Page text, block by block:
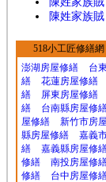
陳姓家族賊
518小工匠修繕網
澎湖房屋修繕
台
繕
花蓮房屋修繕
繕
屏東房屋修繕
繕
台南縣房屋修
屋修繕
新竹市房
縣房屋修繕
嘉義
繕
嘉義縣房屋修
修繕
南投房屋修
修繕
台中房屋修